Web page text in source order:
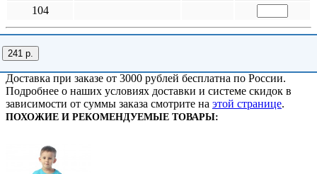
104
241 р.
Доставка при заказе от 3000 рублей бесплатна по России.
Подробнее о наших условиях доставки и системе скидок в
зависимости от суммы заказа смотрите на этой странице.
ПОХОЖИЕ И РЕКОМЕНДУЕМЫЕ ТОВАРЫ: